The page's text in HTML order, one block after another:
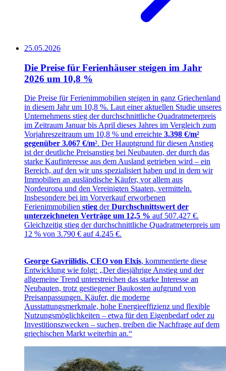
25.05.2026
Die Preise für Ferienhäuser steigen im Jahr
2026 um 10,8 %
Die Preise für Ferienimmobilien steigen in ganz Griechenland
in diesem Jahr um 10,8 %. Laut einer aktuellen Studie unseres
Unternehmens stieg der durchschnittliche Quadratmeterpreis
im Zeitraum Januar bis April dieses Jahres im Vergleich zum
Vorjahreszeitraum um 10,8 % und erreichte 3.398 €/m²
gegenüber 3.067 €/m². Der Hauptgrund für diesen Anstieg
ist der deutliche Preisanstieg bei Neubauten, der durch das
starke Kaufinteresse aus dem Ausland getrieben wird – ein
Bereich, auf den wir uns spezialisiert haben und in dem wir
Immobilien an ausländische Käufer, vor allem aus
Nordeuropa und den Vereinigten Staaten, vermitteln.
Insbesondere bei im Vorverkauf erworbenen
Ferienimmobilien stieg derDurchschnittswert der
unterzeichneten Verträge um 12,5 % auf 507.427 €.
Gleichzeitig stieg der durchschnittliche Quadratmeterpreis um
12 % von 3.790 € auf 4.245 €.
George Gavriilidis, CEO von Elxis, kommentierte diese
Entwicklung wie folgt: „Der diesjährige Anstieg und der
allgemeine Trend unterstreichen das starke Interesse an
Neubauten, trotz gestiegener Baukosten aufgrund von
Preisanpassungen. Käufer, die moderne
Ausstattungsmerkmale, hohe Energieeffizienz und flexible
Nutzungsmöglichkeiten – etwa für den Eigenbedarf oder zu
Investitionszwecken – suchen, treiben die Nachfrage auf dem
griechischen Markt weiterhin an.“